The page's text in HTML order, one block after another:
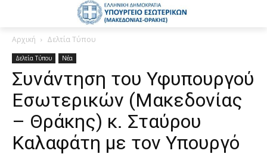
Αρχική Δελτία Τύπου
Δελτία Τύπου Νέα
Συνάντηση του Υφυπουργού
Εσωτερικών (Μακεδονίας
– Θράκης) κ. Σταύρου
Καλαφάτη με τον Υπουργό